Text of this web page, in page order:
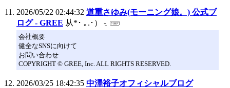
2026/05/22 02:44:32 道重さゆみ(モーニング娘。) 公式ブ
ログ - GREE 从*･ ｡.･）
会社概要
健全なSNSに向けて
お問い合わせ
COPYRIGHT © GREE, Inc. ALL RIGHTS RESERVED.
2026/03/25 18:42:35 中澤裕子オフィシャルブログ